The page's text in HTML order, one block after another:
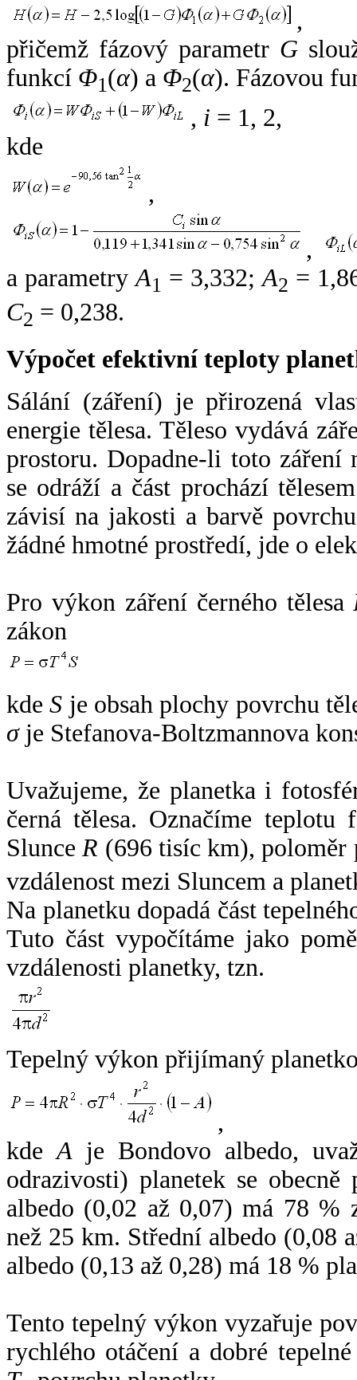
,
přičemž fázový parametr G
funkcí Φ1(α) a Φ2(α). Fázovou
, i = 1, 2,
kde
,
,
a parametryA1 = 3,332;A2 =
C2 = 0,238.
Výpočet efektivní teploty
Sálání (záření) je přirozená
energie tělesa. Těleso vydává
prostoru. Dopadne-li toto záření
se odráží a část prochází
závisí na jakosti a barvě
žádné hmotné prostředí, jde o
Pro výkon záření černého tělesa
zákon
kdeS je obsah plochy povrchu
σje Stefanova-Boltzmannova
Uvažujeme, že planetka i
černá tělesa. Označíme
SlunceR (696 tisíc km),
vzdálenost mezi Sluncem a
Na planetku dopadá část
Tuto část vypočítáme jako
vzdálenosti planetky, tzn.
Tepelný výkon přijímaný
,
kdeA je Bondovo albedo,
odrazivosti) planetek se
albedo (0,02 až 0,07) má 78 %
než 25 km. Střední albedo (0,08
albedo (0,13 až 0,28) má 18 %
Tento tepelný výkon vyzařuje
rychlého otáčení a dobré